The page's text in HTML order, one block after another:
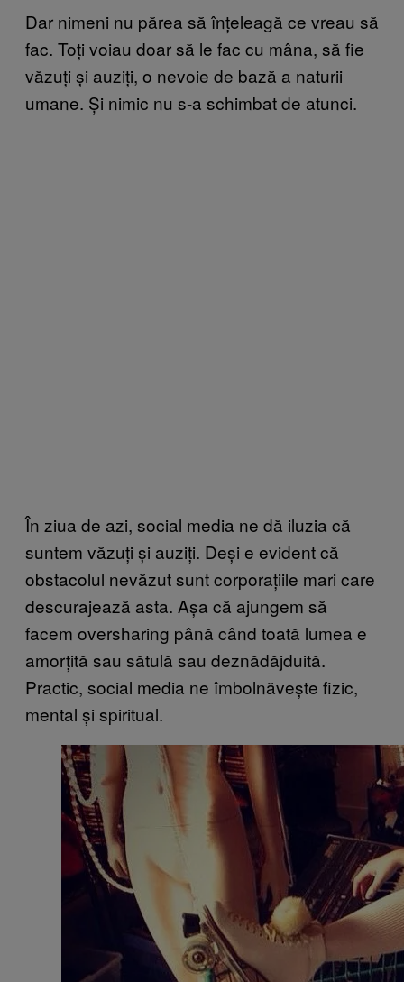
Dar nimeni nu părea să înțeleagă ce vreau să
fac. Toți voiau doar să le fac cu mâna, să fie
văzuți și auziți, o nevoie de bază a naturii
umane. Și nimic nu s-a schimbat de atunci.
În ziua de azi, social media ne dă iluzia că
suntem văzuți și auziți. Deși e evident că
obstacolul nevăzut sunt corporațiile mari care
descurajează asta. Așa că ajungem să
facem oversharing până când toată lumea e
amorțită sau sătulă sau deznădăjduită.
Practic, social media ne îmbolnăvește fizic,
mental și spiritual.